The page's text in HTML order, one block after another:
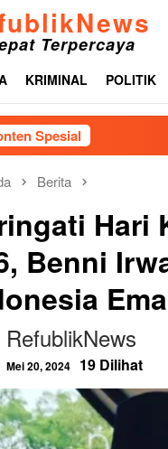
Terpercaya
KRIMINAL POLITIK
Spesial
Berita
Hari
Benni
RefublikNews
Mei 20, 2024 19 Dilihat